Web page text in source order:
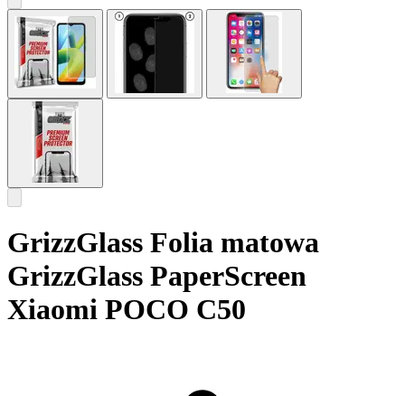
GrizzGlass Folia matowa
GrizzGlass PaperScreen
Xiaomi POCO C50